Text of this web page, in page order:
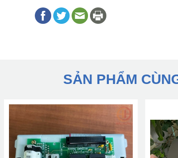
SẢN PHẨM